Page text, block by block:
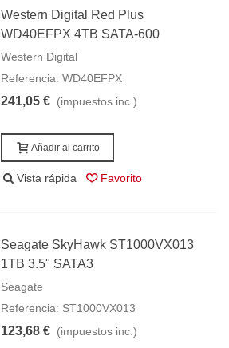
Western Digital Red Plus
WD40EFPX 4TB SATA-600
Western Digital
Referencia: WD40EFPX
241,05 € (impuestos inc.)
Añadir al carrito
Vista rápida Favorito
Seagate SkyHawk ST1000VX013
1TB 3.5" SATA3
Seagate
Referencia: ST1000VX013
123,68 € (impuestos inc.)